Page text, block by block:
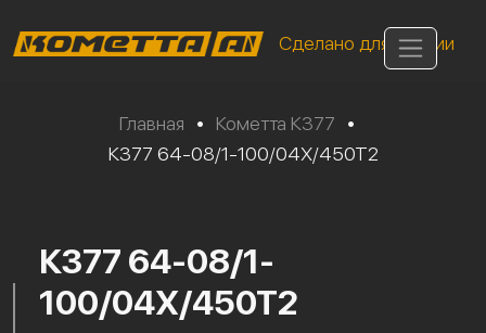
Сделано для России
Главная • Кометта К377
•
К377 64-08/1-100/04Х/450Т2
К377 64-08/1-
100/04Х/450Т2